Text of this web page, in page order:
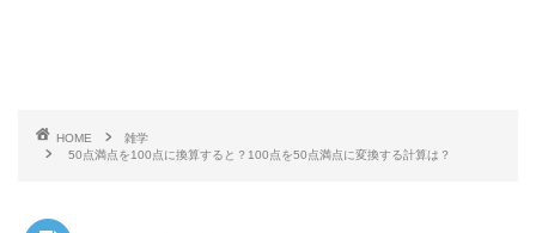
HOME
雑学
50点満点を100点に換算すると？100点を50点満点に変換する計算は？